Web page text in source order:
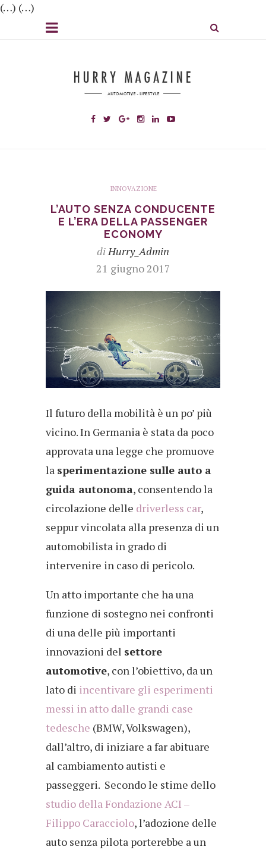
(…) (…)
INNOVAZIONE
L’AUTO SENZA CONDUCENTE
E L’ERA DELLA PASSENGER
ECONOMY
diHurry_Admin
21 giugno 2017
Il futuro della mobilità è un po’ più
vicino. In Germania è stata da poco
approvata una legge che promuove
la sperimentazione sulle auto a
guida autonoma, consentendo la
circolazione delle driverless car,
seppur vincolata alla presenza di un
automobilista in grado di
intervenire in caso di pericolo.
Un atto importante che ha una
funzione di sostegno nei confronti
di una delle più importanti
innovazioni del settore
automotive, con l’obiettivo, da un
lato di incentivare gli esperimenti
messi in atto dalle grandi case
tedesche (BMW, Volkswagen),
dall’altro, di iniziare a far abituare
al cambiamento autisti e
passeggeri. Secondo le stime dello
studio della Fondazione ACI –
Filippo Caracciolo, l’adozione delle
auto senza pilota porterebbe a un